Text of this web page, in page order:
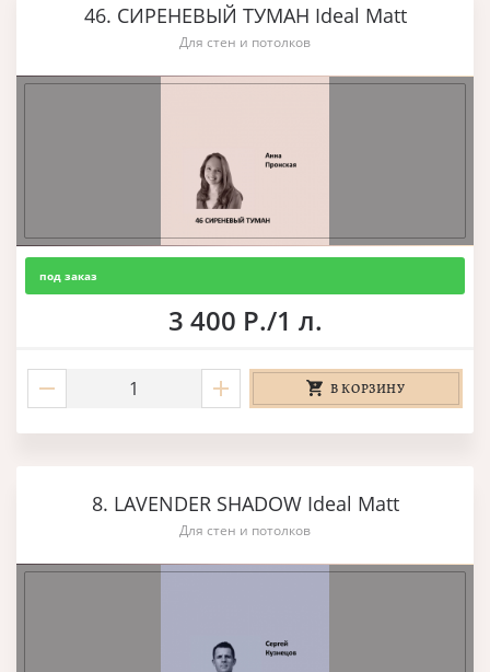
46. СИРЕНЕВЫЙ ТУМАН Ideal Matt
Для стен и потолков
под заказ
3 400 Р./1 л.
В КОРЗИНУ
8. LAVENDER SHADOW Ideal Matt
Для стен и потолков